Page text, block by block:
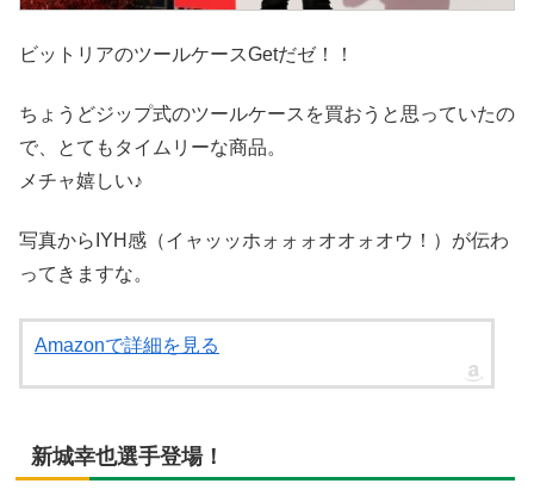
ビットリアのツールケースGetだゼ！！
ちょうどジップ式のツールケースを買おうと思っていたの
で、とてもタイムリーな商品。
メチャ嬉しい♪
写真からIYH感（イャッッホォォォオオォオウ！ ）が伝わ
ってきますな。
Amazonで詳細を見る
新城幸也選手登場！